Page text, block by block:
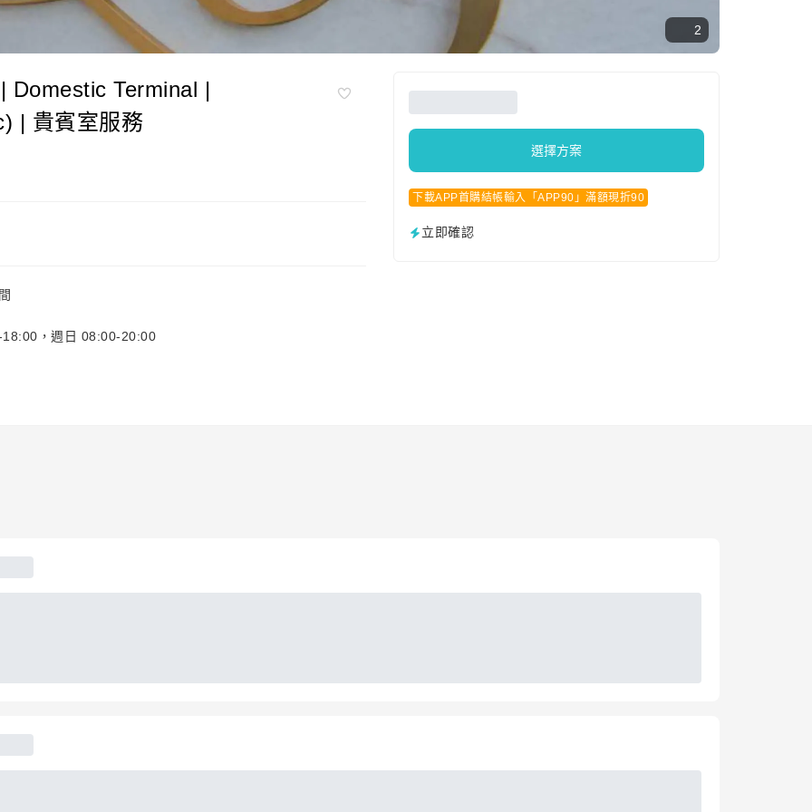
2
Domestic Terminal |
| 貴賓室服務
，週日 08:00-20:00
選擇方案
下載APP首購結帳輸入「APP90」滿額現折90
立即確認